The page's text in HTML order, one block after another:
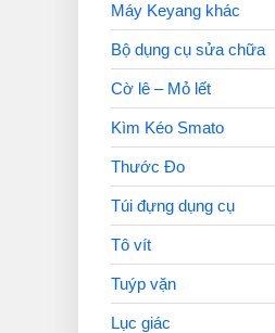
Máy Keyang khác
Bộ dụng cụ sửa chữa
Cờ lê – Mỏ lết
Kìm Kéo Smato
Thước Đo
Túi đựng dụng cụ
Tô vít
Tuýp vặn
Lục giác